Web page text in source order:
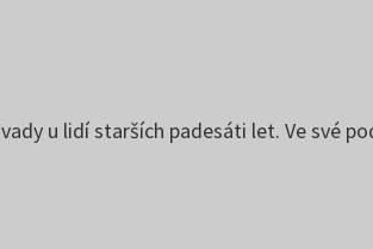
u lidí starších padesáti let. Ve své